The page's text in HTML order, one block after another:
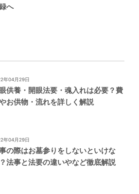
へ
年04月29日
供養・開眼法要・魂入れは必要？費
お供物・流れを詳しく解説
年04月29日
の際はお墓参りをしないといけな
法事と法要の違いやなど徹底解説